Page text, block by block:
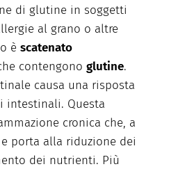
di glutine in soggetti
al grano o altre
è scatenato
contengono glutine.
causa una risposta
intestinali. Questa
cronica che, a
porta alla riduzione dei
dei nutrienti. Più